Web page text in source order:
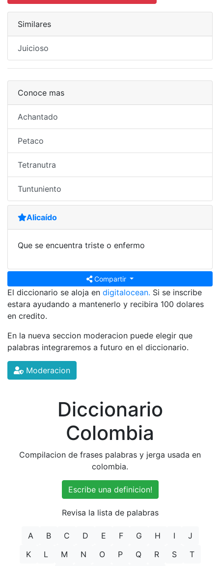
Similares
Juicioso
Conoce mas
Achantado
Petaco
Tetranutra
Tuntuniento
Alicaído
Que se encuentra triste o enfermo
Compartir
El diccionario se aloja en digitalocean. Si se inscribe
estara ayudando a mantenerlo y recibira 100 dolares
en credito.
En la nueva seccion moderacion puede elegir que
palabras integraremos a futuro en el diccionario.
Moderacion
Diccionario
Colombia
Compilacion de frases palabras y jerga usada en
colombia.
Escribe una definicion!
Revisa la lista de palabras
A B C D E F G H I
J
K
L M N O P Q R S T